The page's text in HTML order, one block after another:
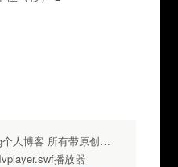
特殊说明，本文版权归 ning个人博客 所有带原创标签请勿转载，转载请注明出处.
播放器